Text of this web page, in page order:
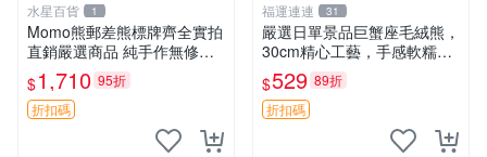
水星百貨 1
Momo熊郵差熊標牌齊全實拍
直銷嚴選商品 純手作無修圖
可收藏 郵差熊 Momo熊 標牌
商品
$1,710 95折
折扣碼
福運連連 31
嚴選日單景品巨蟹座毛絨熊，
30cm精心工藝，手感軟糯推
薦收藏送人 巨蟹座 毛絨玩具
精緻做工
$529 89折
折扣碼